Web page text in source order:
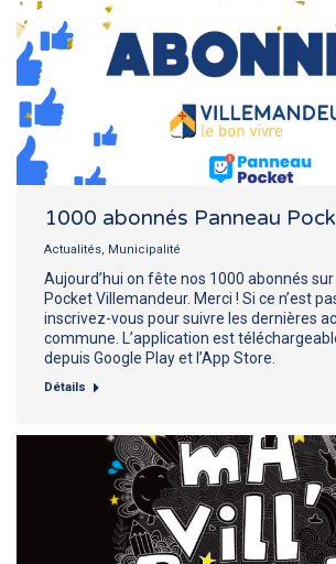
1000 abonnés Panneau
Actualités, Municipalité
Aujourd’hui on fête nos 1000 abonnés
Pocket Villemandeur. Merci ! Si ce n’est
inscrivez-vous pour suivre les dernières
commune. L’application est
depuis Google Play et l’App Store.
Détails